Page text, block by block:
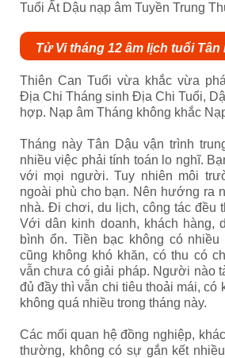
Tuổi Ất Dậu nạp âm Tuyền Trung
Tử Vi tháng 12 âm lịch tuổi Tân
Thiên Can Tuổi vừa khắc vừa
Địa Chi Tháng sinh Địa Chi Tuổi,
hợp. Nạp âm Tháng không khắc
Tháng này Tân Dậu vận trình
nhiều việc phải tính toán lo nghĩ.
với mọi người. Tuy nhiên môi
ngoài phù cho bạn. Nên hướng ra
nhà. Đi chơi, du lịch, công tác đều
Với dân kinh doanh, khách hàng,
bình ổn. Tiền bạc không có
cũng không khó khăn, có thu có
vẫn chưa có giải pháp. Người nào
đủ đầy thì vẫn chi tiêu thoải mái, có
không quá nhiều trong tháng này.
Các mối quan hệ đồng nghiệp,
thường, không có sự gắn kết